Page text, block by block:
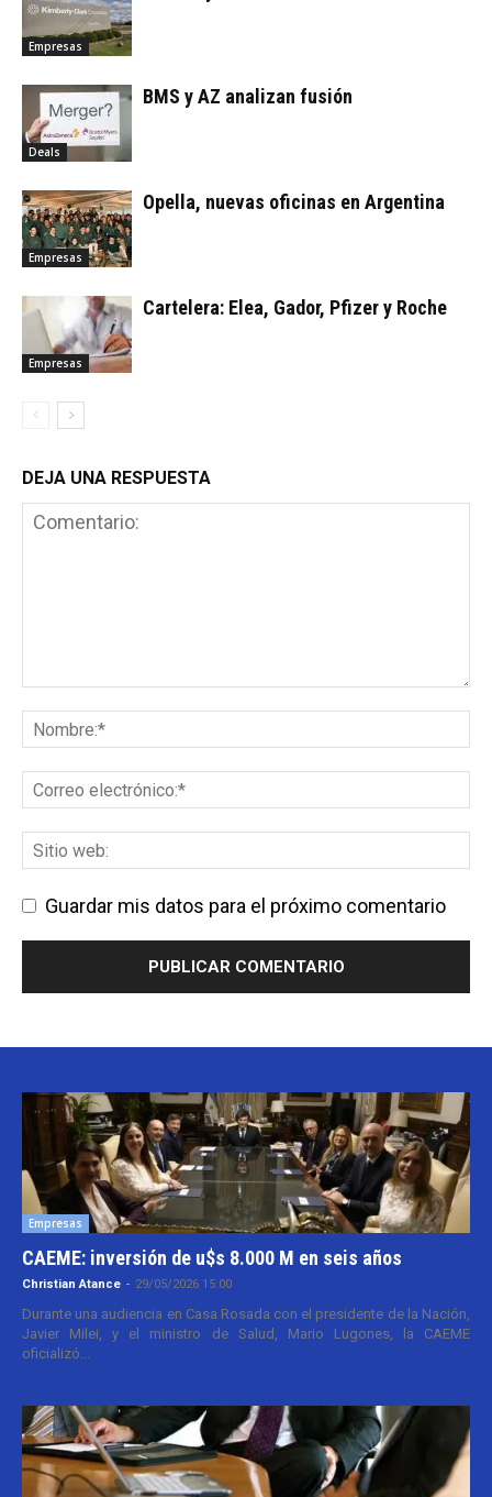
Empresas
Deals
BMS y AZ analizan fusión
Empresas
Opella, nuevas oficinas en Argentina
Empresas
Cartelera: Elea, Gador, Pfizer y Roche
DEJA UNA RESPUESTA
Guardar mis datos para el próximo comentario
Empresas
CAEME: inversión de u$s 8.000 M en seis años
Christian Atance - 29/05/2026 15:00
Durante una audiencia en Casa Rosada con el presidente de la Nación,
Javier Milei, y el ministro de Salud, Mario Lugones, la CAEME
oficializó...